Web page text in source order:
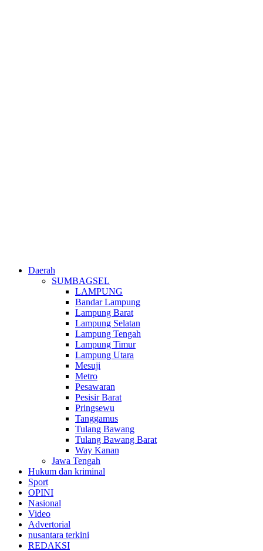
Daerah
SUMBAGSEL
LAMPUNG
Bandar Lampung
Lampung Barat
Lampung Selatan
Lampung Tengah
Lampung Timur
Lampung Utara
Mesuji
Metro
Pesawaran
Pesisir Barat
Pringsewu
Tanggamus
Tulang Bawang
Tulang Bawang Barat
Way Kanan
Jawa Tengah
Hukum dan kriminal
Sport
OPINI
Nasional
Video
Advertorial
nusantara terkini
REDAKSI